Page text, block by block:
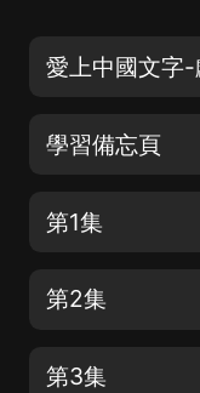
學習備忘頁
第1集
第2集
第3集